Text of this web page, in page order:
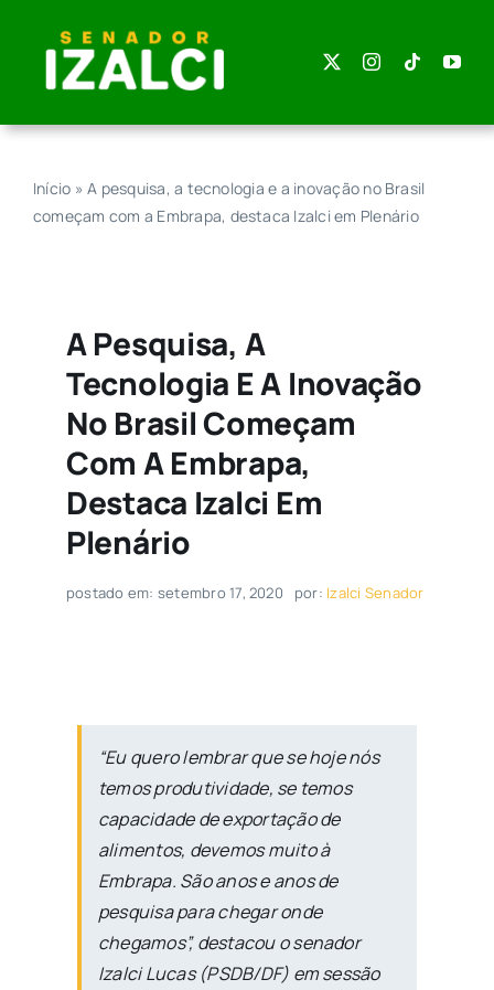
content
Início »A pesquisa, a tecnologia e a inovação no Brasil
começam com a Embrapa, destaca Izalci em Plenário
A Pesquisa, A
Tecnologia E A Inovação
No Brasil Começam
Com A Embrapa,
Destaca Izalci Em
Plenário
postado em: setembro 17, 2020 por: Izalci Senador
“Eu quero lembrar que se hoje nós
temos produtividade, se temos
capacidade de exportação de
alimentos, devemos muito à
Embrapa. São anos e anos de
pesquisa para chegar onde
chegamos”, destacou o senador
Izalci Lucas (PSDB/DF) em sessão